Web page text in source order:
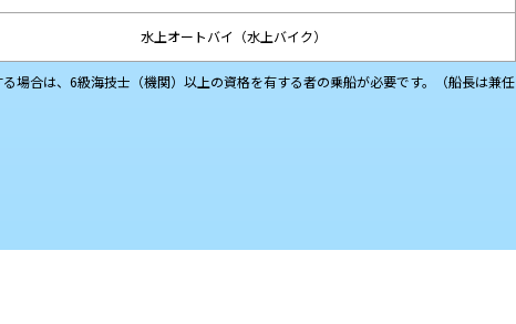
水上オートバイ （水上バイク）
場合は、6級海技士（機関）以上の資格を有する者の乗船が必要です。（船長は兼任